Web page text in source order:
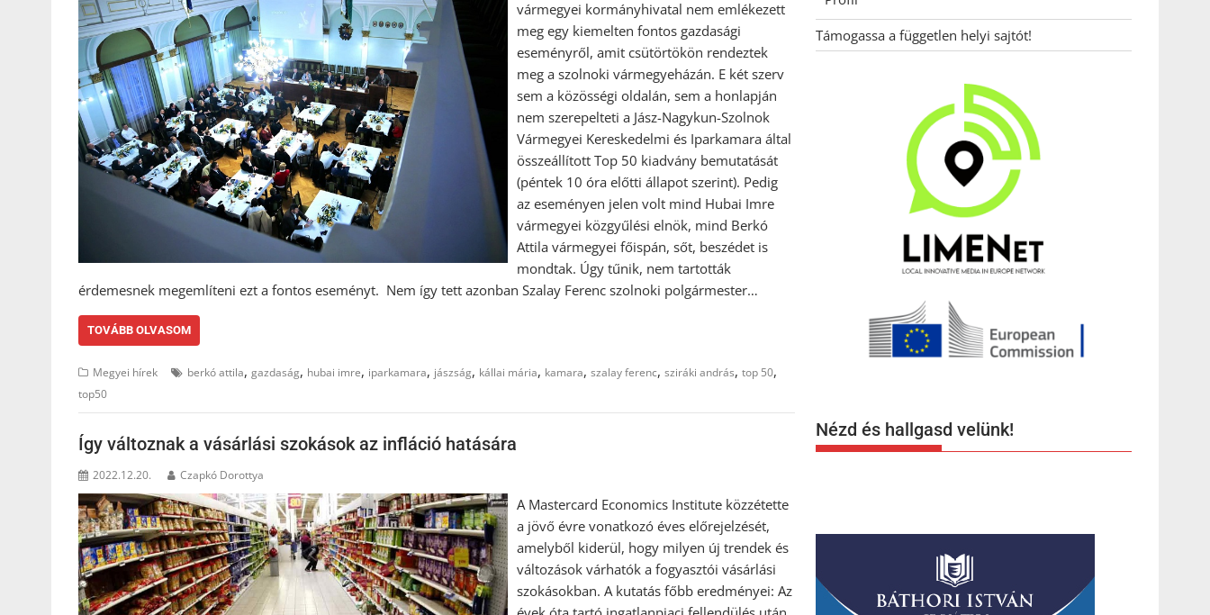
vármegyei kormányhivatal nem emlékezett
meg egy kiemelten fontos gazdasági
eseményről, amit csütörtökön rendeztek
meg a szolnoki vármegyeházán. E két szerv
sem a közösségi oldalán, sem a honlapján
nem szerepelteti a Jász-Nagykun-Szolnok
Vármegyei Kereskedelmi és Iparkamara által
összeállított Top 50 kiadvány bemutatását
(péntek 10 óra előtti állapot szerint). Pedig
az eseményen jelen volt mind Hubai Imre
vármegyei közgyűlési elnök, mind Berkó
Attila vármegyei főispán, sőt, beszédet is
mondtak. Úgy tűnik, nem tartották
érdemesnek megemlíteni ezt a fontos eseményt. Nem így tett azonban Szalay Ferenc szolnoki polgármester…
TOVÁBB OLVASOM
Megyei hírek berkó attila, gazdaság, hubai imre, iparkamara, jászság, kállai mária, kamara, szalay ferenc, sziráki andrás, top 50,
top50
Így változnak a vásárlási szokások az infláció hatására
2022.12.20. Czapkó Dorottya
A Mastercard Economics Institute közzétette
a jövő évre vonatkozó éves előrejelzését,
amelyből kiderül, hogy milyen új trendek és
változások várhatók a fogyasztói vásárlási
szokásokban. A kutatás főbb eredményei: Az
Támogassa a független helyi sajtót!
Nézd és hallgasd velünk!